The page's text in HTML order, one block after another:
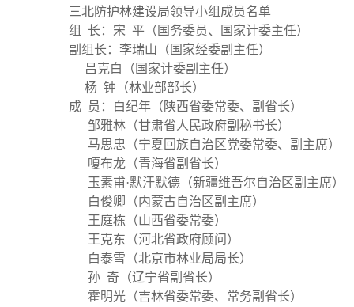
三北防护林建设局领导小组成员名单
组 长：宋 平（国务委员、国家计委主任）
副组长：李瑞山（国家经委副主任）
吕克白（国家计委副主任）
杨 钟（林业部部长）
成 员：白纪年（陕西省委常委、副省长）
邹雅林（甘肃省人民政府副秘书长）
马思忠（宁夏回族自治区党委常委、副主席）
嗄布龙（青海省副省长）
玉素甫·默汗默德（新疆维吾尔自治区副主席）
白俊卿（内蒙古自治区副主席）
王庭栋（山西省委常委）
王克东（河北省政府顾问）
白泰雪（北京市林业局局长）
孙 奇（辽宁省副省长）
霍明光（吉林省委常委、常务副省长）